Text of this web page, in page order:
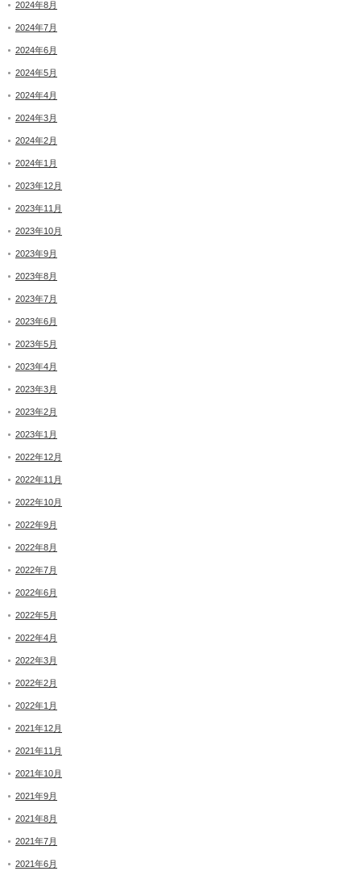
2024年8月
2024年7月
2024年6月
2024年5月
2024年4月
2024年3月
2024年2月
2024年1月
2023年12月
2023年11月
2023年10月
2023年9月
2023年8月
2023年7月
2023年6月
2023年5月
2023年4月
2023年3月
2023年2月
2023年1月
2022年12月
2022年11月
2022年10月
2022年9月
2022年8月
2022年7月
2022年6月
2022年5月
2022年4月
2022年3月
2022年2月
2022年1月
2021年12月
2021年11月
2021年10月
2021年9月
2021年8月
2021年7月
2021年6月